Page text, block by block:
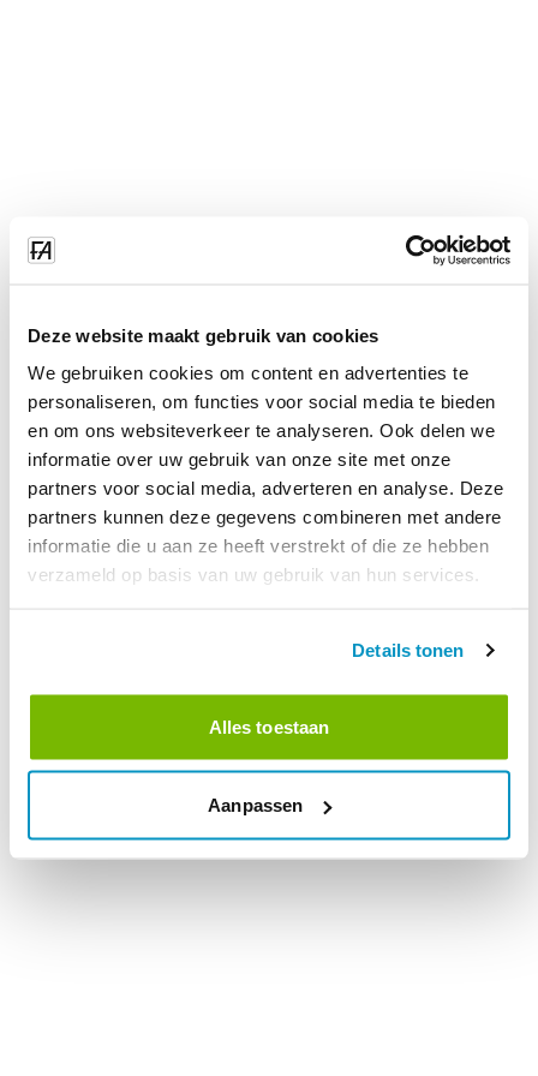
Deze website maakt gebruik van cookies
We gebruiken cookies om content en advertenties te
personaliseren, om functies voor social media te bieden
en om ons websiteverkeer te analyseren. Ook delen we
informatie over uw gebruik van onze site met onze
partners voor social media, adverteren en analyse. Deze
partners kunnen deze gegevens combineren met andere
informatie die u aan ze heeft verstrekt of die ze hebben
verzameld op basis van uw gebruik van hun services.
Details tonen
Alles toestaan
Aanpassen